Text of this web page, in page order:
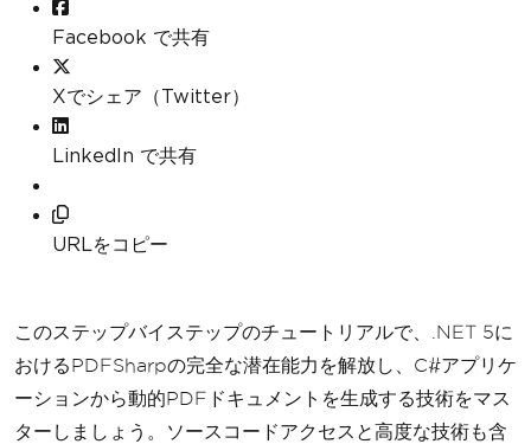
Facebook で共有
Xでシェア（Twitter）
LinkedIn で共有
URLをコピー
このステップバイステップのチュートリアルで、.NET 5に
おけるPDFSharpの完全な潜在能力を解放し、C#アプリケ
ーションから動的PDFドキュメントを生成する技術をマス
ターしましょう。ソースコードアクセスと高度な技術も含